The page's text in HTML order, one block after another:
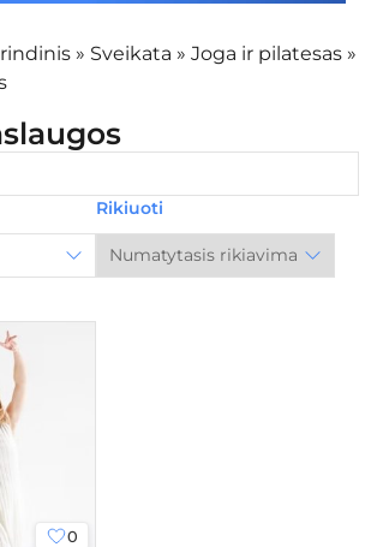
» Sveikata » Joga ir pilatesas »
Rikiuoti
0